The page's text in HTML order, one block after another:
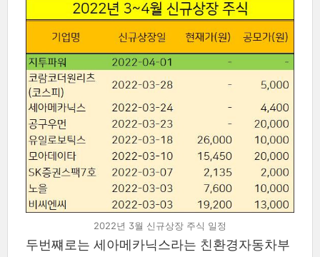
2022년 3월 신규상장 주식 일정
두번쨰로는 세아메카닉스라는 친환경자동차부